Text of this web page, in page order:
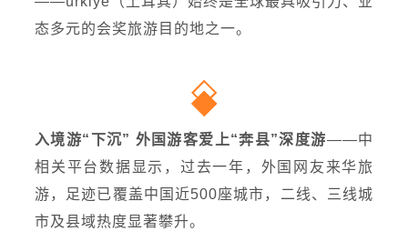
态多元的会奖旅游目的地之一。
入境游“下沉” 外国游客爱上“奔县”深度游——中
相关平台数据显示，过去一年，外国网友来华旅
游，足迹已覆盖中国近500座城市，二线、三线城
市及县域热度显著攀升。